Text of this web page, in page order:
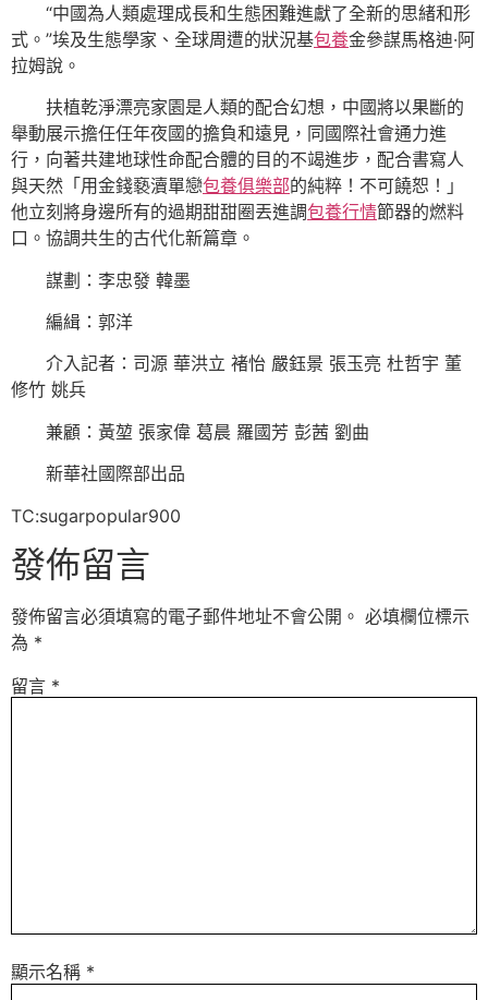
“中國為人類處理成長和生態困難進獻了全新的思緒和形
式。”埃及生態學家、全球周遭的狀況基包養金參謀馬格迪·阿
拉姆說。
扶植乾淨漂亮家園是人類的配合幻想，中國將以果斷的
舉動展示擔任任年夜國的擔負和遠見，同國際社會通力進
行，向著共建地球性命配合體的目的不竭進步，配合書寫人
與天然「用金錢褻瀆單戀包養俱樂部的純粹！不可饒恕！」
他立刻將身邊所有的過期甜甜圈丟進調包養行情節器的燃料
口。協調共生的古代化新篇章。
謀劃：李忠發 韓墨
編緝：郭洋
介入記者：司源 華洪立 褚怡 嚴鈺景 張玉亮 杜哲宇 董
修竹 姚兵
兼顧：黃堃 張家偉 葛晨 羅國芳 彭茜 劉曲
新華社國際部出品
TC:sugarpopular900
發佈留言
發佈留言必須填寫的電子郵件地址不會公開。 必填欄位標示
為 *
留言 *
顯示名稱 *